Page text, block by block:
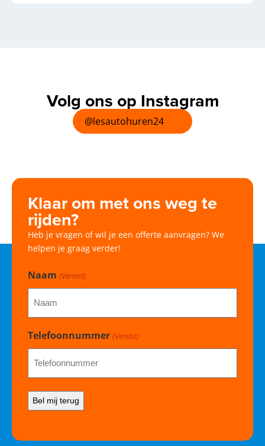
Volg ons op Instagram
@lesautohuren24
Klaar om met ons weg te
rijden?
Heb je vragen of wil je een offerte aanvragen? We
helpen je graag verder!
Naam (Vereist)
Telefoonnummer (Vereist)